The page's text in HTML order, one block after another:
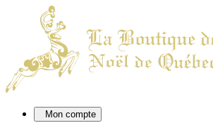
Mon compte